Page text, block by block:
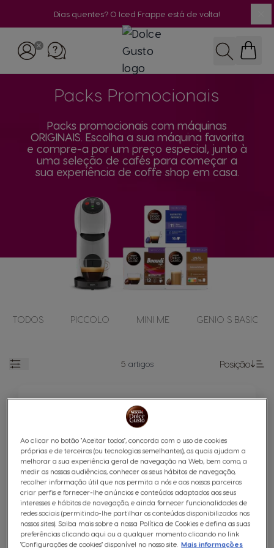
Dias quentes? O Iced Frappe está de volta!
Pesquisar
Packs Promocionais
Packs promocionais com máquinas
ORIGINAIS. Escolha a sua máquina favorita
e compre-a por um preço especial, junto à
uma seleção de cafés para começar a
sua experiência de coffe shop em casa.
TODOS PICCOLO MINI ME GENIO S BASIC
5 artigos
Posição
Pack Mini Me Cinza NESCAFÉ® Dolce
Gusto®
Ao clicar no botão "Aceitar todos", concorda com o uso de cookies
próprias e de terceiros (ou tecnologias semelhantes), as quais ajudam a
melhorar a sua experiência geral de navegação na Web, bem como, a
medir as nossas audiências, conhecer os seus hábitos de navegação,
recolher informação útil que nos permita a nós e aos nossos parceiros
criar perfis e fornecer-lhe anúncios e conteúdos adaptados aos seus
interesses e hábitos de navegação, e ainda fornecer funcionalidades de
redes sociais (permitindo-lhe partilhar os conteúdos disponibilizados nos
nossos sites). Saiba mais sobre a nossa Política de Cookies e defina as suas
preferências clicando aqui ou a qualquer momento clicando no link
"Configurações de cookies" disponível no nosso site. Mais informações